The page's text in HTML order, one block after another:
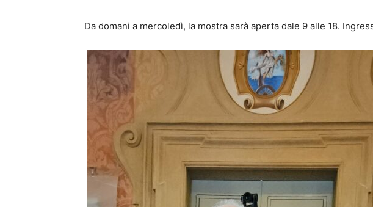
Da domani a mercoledì, la mostra sarà aperta dale 9 alle 18.